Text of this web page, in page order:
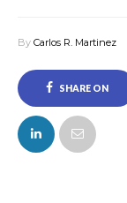
By Carlos R. Martinez
SHARE ON
FACEBOOK